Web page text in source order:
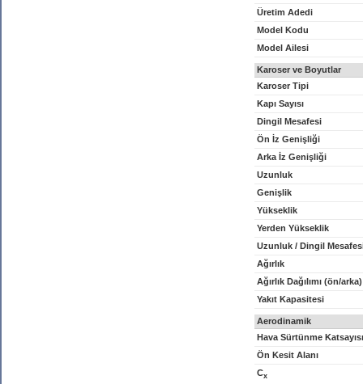
Üretim Adedi
Model Kodu
Model Ailesi
Karoser ve Boyutlar
Karoser Tipi
Kapı Sayısı
Dingil Mesafesi
Ön İz Genişliği
Arka İz Genişliği
Uzunluk
Genişlik
Yükseklik
Yerden Yükseklik
Uzunluk / Dingil
Ağırlık
Ağırlık Dağılımı (ön/arka)
Yakıt Kapasitesi
Aerodinamik
Hava Sürtünme Katsayısı
Ön Kesit Alanı
Cx